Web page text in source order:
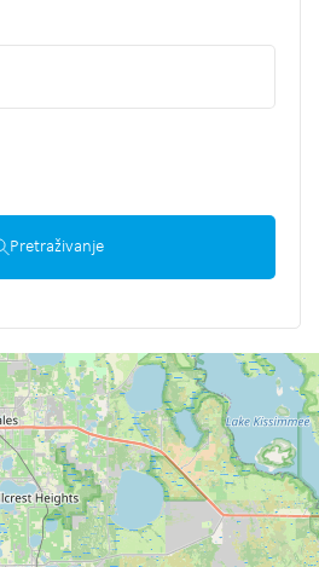
Pretraživanje